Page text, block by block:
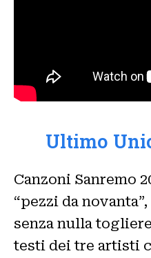
Ultimo
Canzoni Sanremo
“pezzi da
senza nulla
testi dei tre artisti